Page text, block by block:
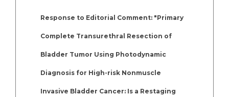
Response to Editorial Comment: "Primary
Complete Transurethral Resection of
Bladder Tumor Using Photodynamic
Diagnosis for High-risk Nonmuscle
Invasive Bladder Cancer: Is a Restaging